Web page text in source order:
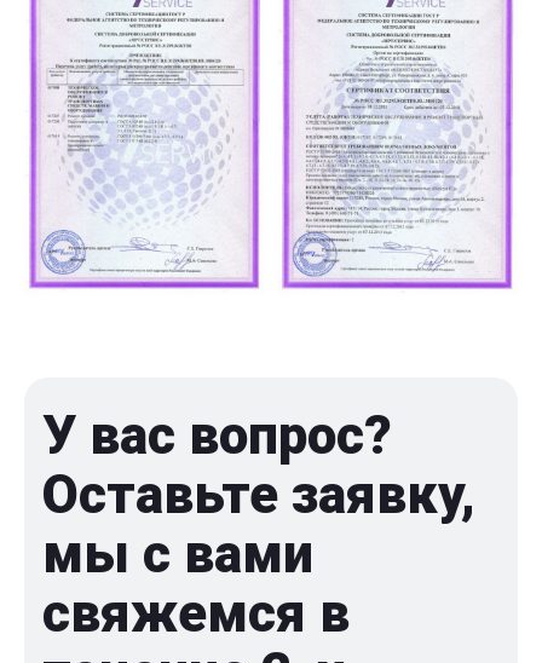
У вас вопрос?
Оставьте заявку,
мы с вами
свяжемся в